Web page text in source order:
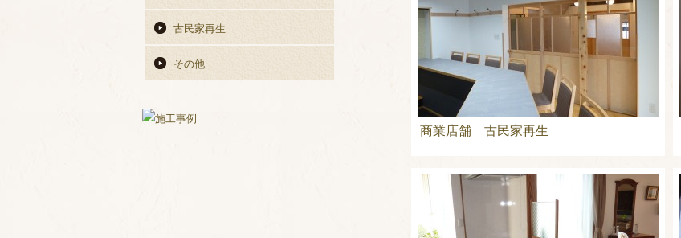
商業店舗 古民家再生
古民家再生
その他